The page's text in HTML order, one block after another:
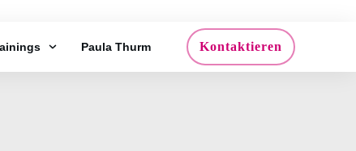
Paula Thurm Kontaktieren